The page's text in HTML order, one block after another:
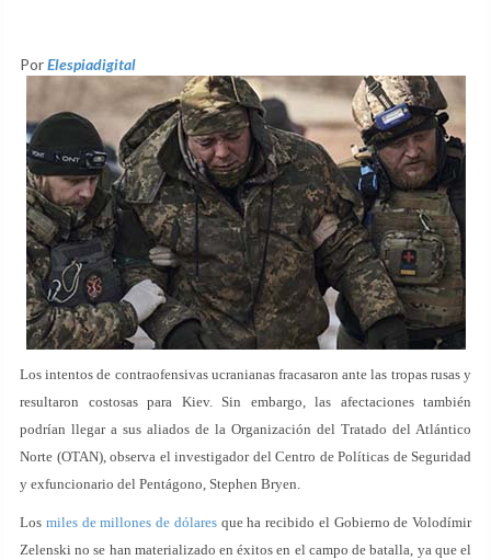
PorElespiadigital
Los intentos de contraofensivas ucranianas fracasaron ante las tropas rusas y
resultaron costosas para Kiev. Sin embargo, las afectaciones también
podrían llegar a sus aliados de la Organización del Tratado del Atlántico
Norte (OTAN), observa el investigador del Centro de Políticas de Seguridad
y exfuncionario del Pentágono, Stephen Bryen.
Los miles de millones de dólaresque ha recibido el Gobierno de Volodímir
Zelenski no se han materializado en éxitos en el campo de batalla, ya que el